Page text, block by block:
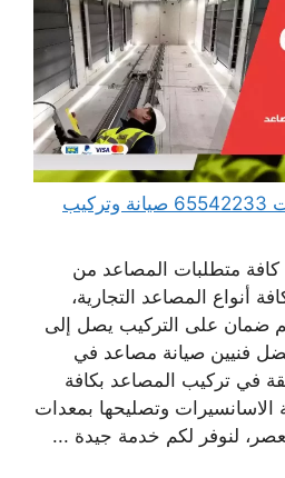
صيانة مصاعد في الكويت 65542233 صيانة وتركيب
كافة متطلبات المصاعد من
أنواع المصاعد التجارية،
ضمان على التركيب يصل إلى
فنيين صيانة مصاعد في
في تركيب المصاعد بكافة
الاسانسيرات وتصليحها بمعدات
لنوفر لكم خدمة جيدة ...